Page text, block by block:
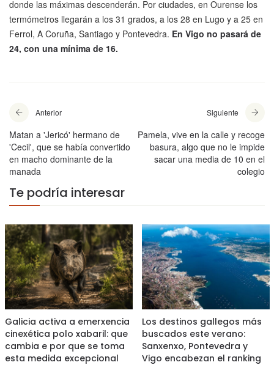
donde las máximas descenderán. Por ciudades, en Ourense los
termómetros llegarán a los 31 grados, a los 28 en Lugo y a 25 en
Ferrol, A Coruña, Santiago y Pontevedra. En Vigo no pasará de
24, con una mínima de 16.
Anterior
Matan a 'Jericó' hermano de
'Cecil', que se había convertido
en macho dominante de la
manada
Siguiente
Pamela, vive en la calle y recoge
basura, algo que no le impide
sacar una media de 10 en el
colegio
Te podría interesar
Galicia activa a emerxencia
cinexética polo xabaril: que
cambia e por que se toma
esta medida excepcional
Los destinos gallegos más
buscados este verano:
Sanxenxo, Pontevedra y
Vigo encabezan el ranking